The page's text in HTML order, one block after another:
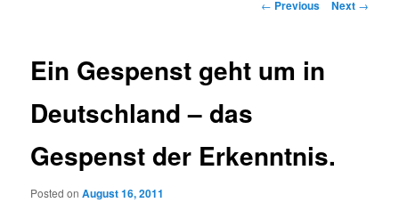
← Previous Next →
Ein Gespenst geht um in
Deutschland – das
Gespenst der Erkenntnis.
Posted onAugust 16, 2011